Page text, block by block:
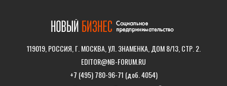
119019, РОССИЯ, Г. МОСКВА, УЛ. ЗНАМЕНКА, ДОМ 8/13, СТР. 2.
EDITOR@NB-FORUM.RU
+7 (495) 780-96-71 (доб. 4054)